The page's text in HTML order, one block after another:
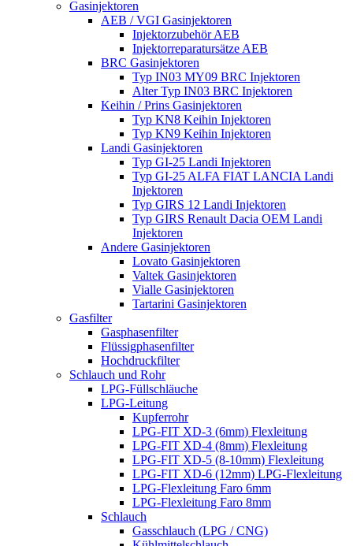
Gasinjektoren
AEB / VGI Gasinjektoren
Injektorzubehör AEB
Injektorreparatursätze AEB
BRC Gasinjektoren
Typ IN03 MY09 BRC Injektoren
Alter Typ IN03 BRC Injektoren
Keihin / Prins Gasinjektoren
Typ KN8 Keihin Injektoren
Typ KN9 Keihin Injektoren
Landi Gasinjektoren
Typ GI-25 Landi Injektoren
Typ GI-25 ALFA FIAT LANCIA Landi
Injektoren
Typ GIRS 12 Landi Injektoren
Typ GIRS Renault Dacia OEM Landi
Injektoren
Andere Gasinjektoren
Lovato Gasinjektoren
Valtek Gasinjektoren
Vialle Gasinjektoren
Tartarini Gasinjektoren
Gasfilter
Gasphasenfilter
Flüssigphasenfilter
Hochdruckfilter
Schlauch und Rohr
LPG-Füllschläuche
LPG-Leitung
Kupferrohr
LPG-FIT XD-3 (6mm) Flexleitung
LPG-FIT XD-4 (8mm) Flexleitung
LPG-FIT XD-5 (8-10mm) Flexleitung
LPG-FIT XD-6 (12mm) LPG-Flexleitung
LPG-Flexleitung Faro 6mm
LPG-Flexleitung Faro 8mm
Schlauch
Gasschlauch (LPG / CNG)